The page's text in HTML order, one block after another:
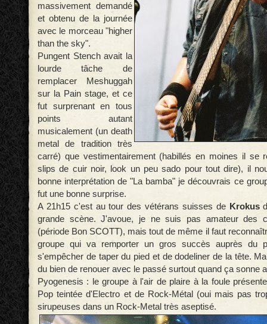
massivement demandé
et obtenu de la journée
avec le morceau "higher
than the sky".
Pungent Stench avait la
lourde tâche de
remplacer Meshuggah
sur la Pain stage, et ce
fut surprenant en tous
points autant
musicalement (un death
metal de tradition très
carré) que vestimentairement (habillés en moines il se
slips de cuir noir, look un peu sado pour tout dire), il
bonne interprétation de "La bamba" je découvrais ce
fut une bonne surprise.
A 21h15 c'est au tour des vétérans suisses de Krokus
grande scène. J'avoue, je ne suis pas amateur des
(période Bon SCOTT), mais tout de même il faut
groupe qui va remporter un gros succès auprès du
s'empêcher de taper du pied et de dodeliner de la tête.
du bien de renouer avec le passé surtout quand ça sonne
Pyogenesis : le groupe à l'air de plaire à la foule
Pop teintée d'Electro et de Rock-Métal (oui mais pas
sirupeuses dans un Rock-Metal très aseptisé.